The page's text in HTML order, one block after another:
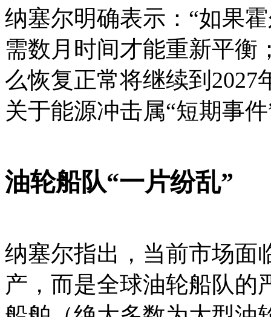
纳塞尔明确表示：“如果
需数月时间才能重新平衡
么恢复正常将继续到2027
关于能源冲击属“短期事
油轮船队“一片纷乱”
纳塞尔指出，当前市场面
产，而是全球油轮船队的